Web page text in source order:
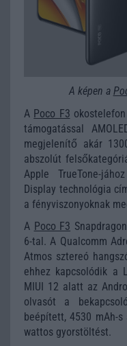
A képen a
A Poco F3
támogatással
megjelenítő akár
abszolút
Apple TrueTone-
Display technológia
a fényviszonyoknak
A Poco F3
6-tal. A Qualcomm
Atmos sztereó
ehhez kapcsolódik a
MIUI 12 alatt az
olvasót a
beépített, 4530 mAh-
wattos gyorstöltést.